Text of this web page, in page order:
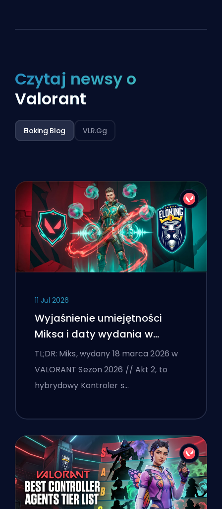
Czytaj newsy o
Valorant
Eloking Blog VLR.gg
11 Jul 2026
Wyjaśnienie umiejętności
Miksa i daty wydania w
VALORANT
TL;DR: Miks, wydany 18 marca 2026 w
VALORANT Sezon 2026 // Akt 2, to
hybrydowy Kontroler s…